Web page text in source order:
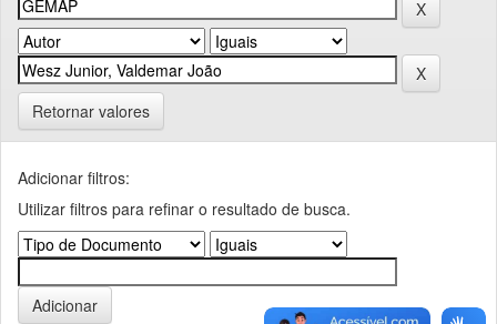
Retornar valores
Adicionar filtros:
Utilizar filtros para refinar o resultado de busca.